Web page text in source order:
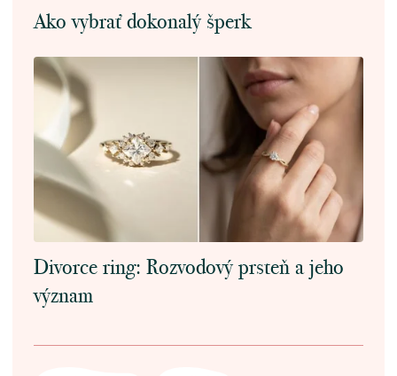
Ako vybrať dokonalý šperk
Divorce ring: Rozvodový prsteň a jeho
význam